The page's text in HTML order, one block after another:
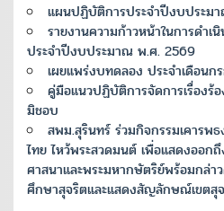
แผนปฏิบัติการประจำปีงบประม
รายงานความก้าวหน้าในการดำเ
ประจำปีงบประมาณ พ.ศ. 2569
เผยแพร่งบทดลอง ประจำเดือน
คู่มือแนวปฏิบัติการจัดการเรื่องร้
มิชอบ
สพม.สุรินทร์ ร่วมกิจกรรมเคารพธ
ไทย ไหว้พระสวดมนต์ เพื่อแสดงออก
ศาสนาและพระมหากษัตริย์พร้อมกล่
ศึกษาสุจริตและแสดงสัญลักษณ์เขตสุ